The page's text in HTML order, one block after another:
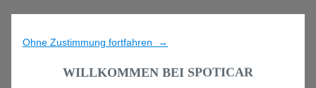
Ohne Zustimmung fortfahren →
WILLKOMMEN BEI SPOTICAR